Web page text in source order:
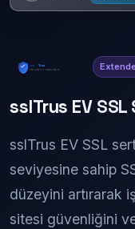
sslTrus EV
sslTrus EV SSL
seviyesine sahip
düzeyini artırarak
sitesi güvenliğini